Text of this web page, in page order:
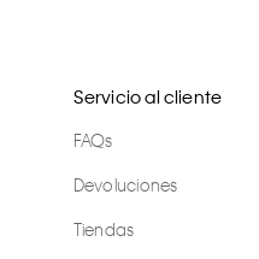
Servicio al cliente
FAQs
Devoluciones
Tiendas